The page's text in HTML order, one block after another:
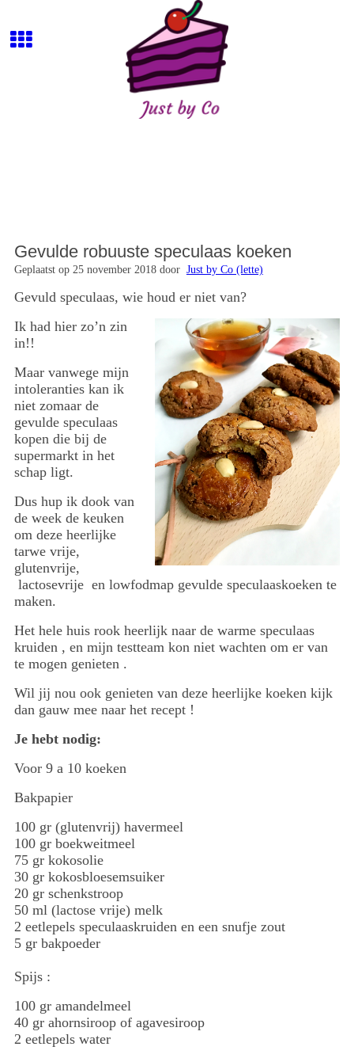
Gevulde robuuste speculaas koeken
Geplaatst op 25 november 2018 door Just by Co (lette)
Gevuld speculaas, wie houd er niet van?
Ik had hier zo’n zin
in!!
Maar vanwege mijn
intoleranties kan ik
niet zomaar de
gevulde speculaas
kopen die bij de
supermarkt in het
schap ligt.
Dus hup ik dook van
de week de keuken
om deze heerlijke
tarwe vrije,
glutenvrije,
lactosevrije en lowfodmap gevulde speculaaskoeken te
maken.
Het hele huis rook heerlijk naar de warme speculaas
kruiden , en mijn testteam kon niet wachten om er van
te mogen genieten .
Wil jij nou ook genieten van deze heerlijke koeken kijk
dan gauw mee naar het recept !
Je hebt nodig:
Voor 9 a 10 koeken
Bakpapier
100 gr (glutenvrij) havermeel
100 gr boekweitmeel
75 gr kokosolie
30 gr kokosbloesemsuiker
20 gr schenkstroop
50 ml (lactose vrije) melk
2 eetlepels speculaaskruiden en een snufje zout
5 gr bakpoeder
Spijs :
100 gr amandelmeel
40 gr ahornsiroop of agavesiroop
2 eetlepels water